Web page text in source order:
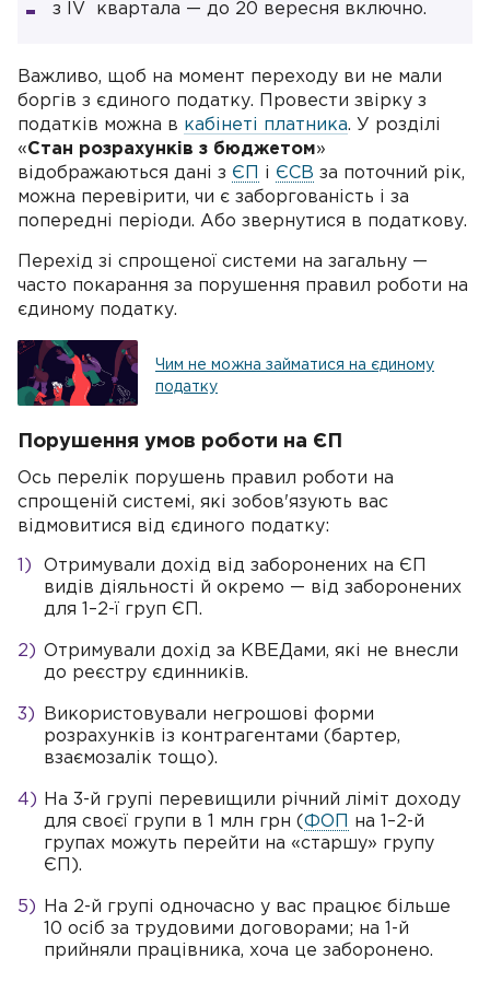
з IV квартала — до 20 вересня включно.
Важливо, щоб на момент переходу ви не мали
боргів з єдиного податку. Провести звірку з
податків можна в кабінеті платника. У розділі
«Cтан розрахунків з бюджетом»
відображаються дані з ЄП і ЄСВ за поточний рік,
можна перевірити, чи є заборгованість і за
попередні періоди. Або звернутися в податкову.
Перехід зі спрощеної системи на загальну —
часто покарання за порушення правил роботи на
єдиному податку.
Чим не можна займатися на єдиному
податку
Порушення умов роботи на ЄП
Ось перелік порушень правил роботи на
спрощеній системі, які зобов'язують вас
відмовитися від єдиного податку:
Отримували дохід від заборонених на ЄП
видів діяльності й окремо — від заборонених
для 1–2-ї груп ЄП.
Отримували дохід за КВЕДами, які не внесли
до реєстру єдинників.
Використовували негрошові форми
розрахунків із контрагентами (бартер,
взаємозалік тощо).
На 3-й групі перевищили річний ліміт доходу
для своєї групи в 1 млн грн (ФОП на 1–2-й
групах можуть перейти на «старшу» групу
ЄП).
На 2-й групі одночасно у вас працює більше
10 осіб за трудовими договорами; на 1-й
прийняли працівника, хоча це заборонено.